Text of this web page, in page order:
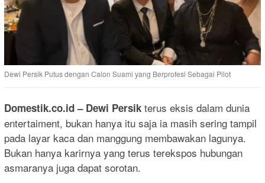
Dewi Persik Putus dengan Calon Suami yang Berprofesi Sebagai Pilot
Domestik.co.id– Dewi Persik terus eksis dalam dunia
entertaiment, bukan hanya itu saja ia masih sering tampil
pada layar kaca dan manggung membawakan lagunya.
Bukan hanya karirnya yang terus terekspos hubungan
asmaranya juga dapat sorotan.